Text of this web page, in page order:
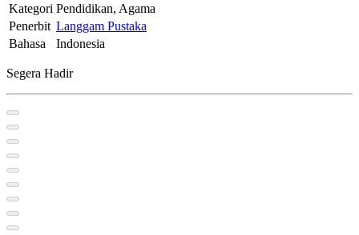
Kategori Pendidikan, Agama
Penerbit Langgam Pustaka
Bahasa
Indonesia
Segera Hadir